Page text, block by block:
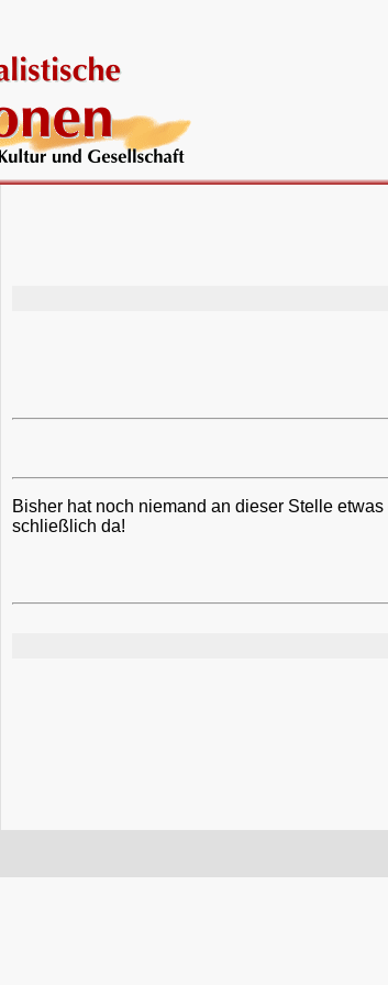
Bisher hat noch niemand an dieser Stelle
schließlich da!